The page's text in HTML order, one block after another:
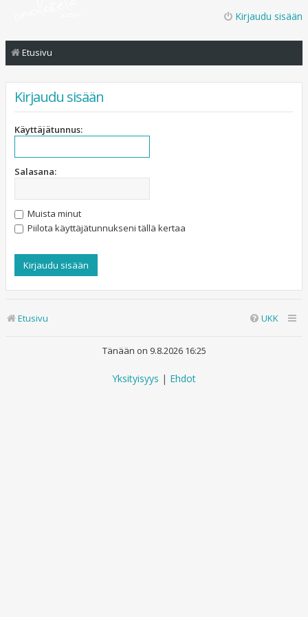
Kirjaudu sisään
Etusivu
Kirjaudu sisään
Käyttäjätunnus:
Salasana:
Muista minut
Piilota käyttäjätunnukseni tällä kertaa
Etusivu UKK
Tänään on 9.8.2026 16:25
Yksityisyys | Ehdot